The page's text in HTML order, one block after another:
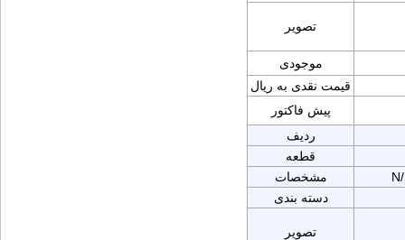
تصویر
موجودی
قیمت نقدی به ریال
پیش فاکتور
ردیف
قطعه
مشخصات
دسته بندی
تصویر